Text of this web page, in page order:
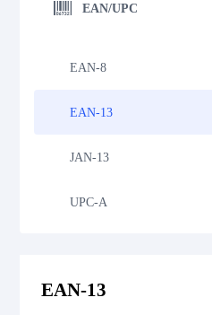
EAN/UPC
EAN-8
EAN-13
JAN-13
UPC-A
UPC Supplemental 2-Digit
EAN-13